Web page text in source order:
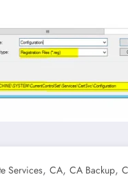
Services, CA, CA Backup,